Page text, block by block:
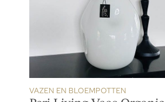
VAZEN EN BLOEMPOTTEN